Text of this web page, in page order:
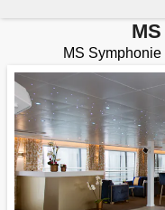
MS